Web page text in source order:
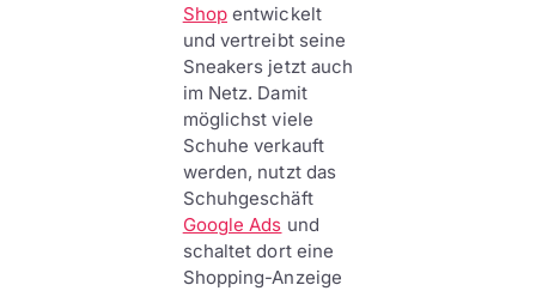
Shop entwickelt
und vertreibt seine
Sneakers jetzt auch
im Netz. Damit
möglichst viele
Schuhe verkauft
werden, nutzt das
Schuhgeschäft
Google Ads und
schaltet dort eine
Shopping-Anzeige